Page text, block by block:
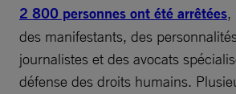
2 800 personnes ont été arrêtées,
des manifestants, des
journalistes et des avocats
défense des droits humains.